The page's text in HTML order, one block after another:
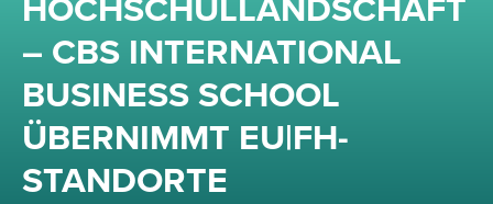
HOCHSCHULLANDSCHAFT
– CBS INTERNATIONAL
BUSINESS SCHOOL
ÜBERNIMMT EU|FH-
STANDORTE